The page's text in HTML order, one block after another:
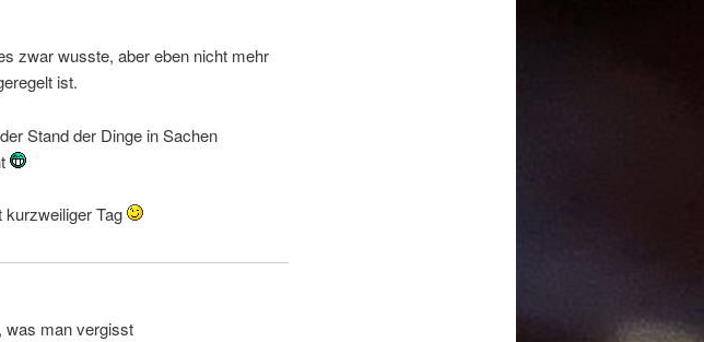
zwar wusste, aber eben nicht mehr
ist.
Stand der Dinge in Sachen
Tag
was man vergisst